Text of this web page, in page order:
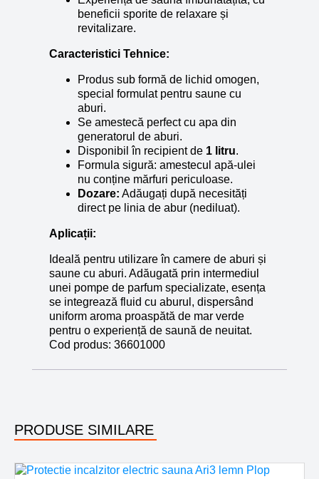
beneficii sporite de relaxare și
revitalizare.
Caracteristici Tehnice:
Produs sub formă de lichid omogen,
special formulat pentru saune cu
aburi.
Se amestecă perfect cu apa din
generatorul de aburi.
Disponibil în recipient de 1 litru.
Formula sigură: amestecul apă-ulei
nu conține mărfuri periculoase.
Dozare: Adăugați după necesități
direct pe linia de abur (nediluat).
Aplicații:
Ideală pentru utilizare în camere de aburi și
saune cu aburi. Adăugată prin intermediul
unei pompe de parfum specializate, esența
se integrează fluid cu aburul, dispersând
uniform aroma proaspătă de mar verde
pentru o experiență de saună de neuitat.
Cod produs: 36601000
PRODUSE SIMILARE